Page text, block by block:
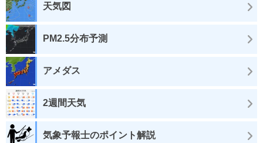
天気図
PM2.5分布予測
アメダス
2週間天気
気象予報士のポイント解説